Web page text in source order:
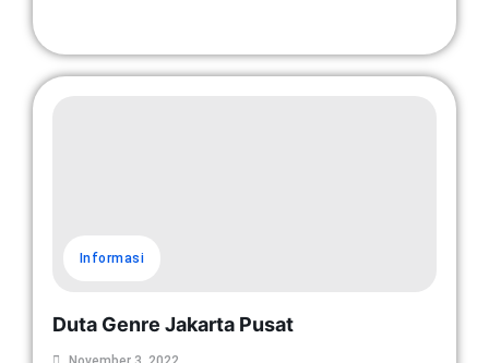
Informasi
Duta Genre Jakarta Pusat